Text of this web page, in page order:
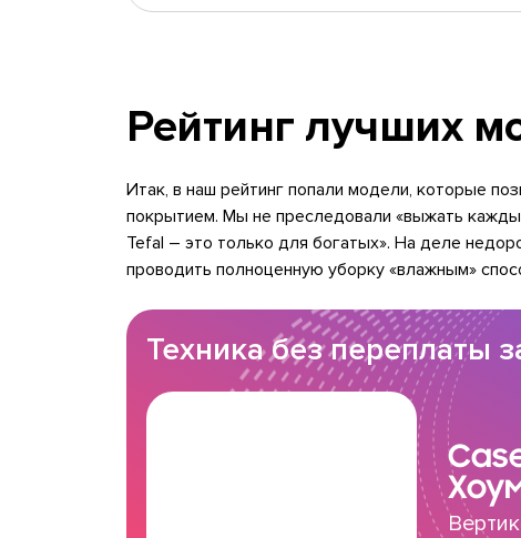
Рейтинг лучших
Итак, в наш рейтинг попали модели, которые
покрытием. Мы не преследовали «выжать
Tefal – это только для богатых». На деле
проводить полноценную уборку «влажным»
Техника без переплаты